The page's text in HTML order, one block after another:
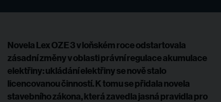
Novela Lex OZE 3 v loňském roce odstartovala
zásadní změny v oblasti právní regulace akumulace
elektřiny: ukládání elektřiny se nově stalo
licencovanou činností. K tomu se přidala novela
stavebního zákona, která zavedla jasná pravidla pro